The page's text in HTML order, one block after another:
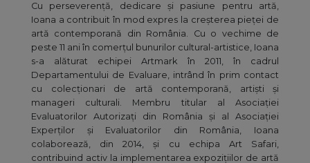
Cu perseverență, dedicare și pasiune pentru artă,
Ioana a contribuit în mod expres la creșterea pieței de
artă contemporană din România. Cu o vechime de
peste 11 ani în comerțul bunurilor cultural-artistice, Ioana
s-a alăturat echipei Artmark în 2011, în cadrul
Departamentului de Evaluare, intrând în prim contact
cu colecționari de artă contemporană, artiști și
manageri culturali. Membru titular al Asociației
Evaluatorilor Autorizați din România și al Asociației
Experților și Evaluatorilor din România, Ioana
colaborează, din 2014, și cu echipa Art Safari,
contribuind activ la implementarea expozițiilor de artă